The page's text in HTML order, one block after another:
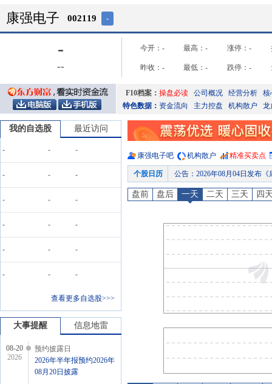
康强电子 002119 -
-
--
今开： - 最高： - 涨停： -
昨收： - 最低： - 跌停： -
F10档案： 操盘必读 公司概况 经营分析
核
特色数据： 资金流向 主力控盘 机构散户 龙
我的自选股 最近访问
- - -
- - -
- - -
- - -
- - -
- - -
查看更多自选股>>>
大事提醒 信息地雷
08-20
2026
预约披露日
2026年半年报预约2026年
08月20日披露
康强电子吧 机构散户 精准买卖点
个股日历 公告 ： 2026年08月04日发布
公告：2026年07月31日发布
股权质押
公告：2026年07月24日发布
公告：2026年07月17日发布
预约披露日：2026年半年报预
股权质押 ：截止2026年08月07
公告：2026年08月06日发布
盘前 盘后 一天 二天 三天 四